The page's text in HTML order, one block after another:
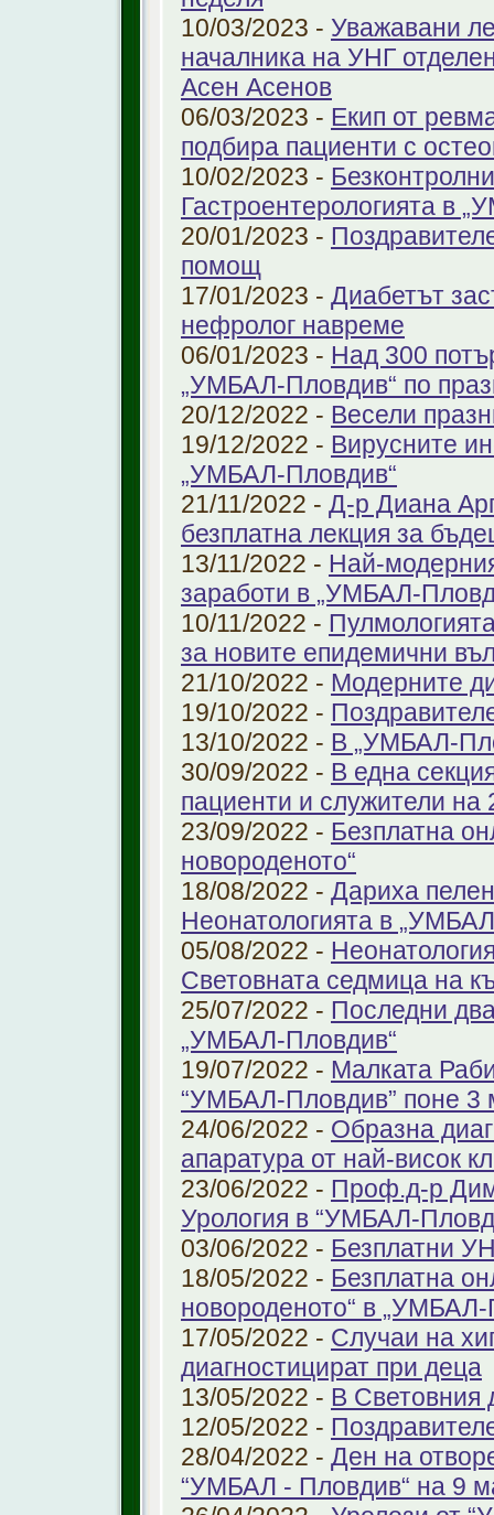
10/03/2023 - Уважавани
началника на УНГ
Асен Асенов
06/03/2023 - Екип от
подбира пациенти с
10/02/2023 -
Гастроентерологията в
20/01/2023 -
помощ
17/01/2023 - Диабетът
нефролог навреме
06/01/2023 - Над 300
„УМБАЛ-Пловдив“ по
20/12/2022 - Весели
19/12/2022 - Вирусните
„УМБАЛ-Пловдив“
21/11/2022 - Д-р Диана
безплатна лекция за
13/11/2022 - Най-
заработи в „УМБАЛ-
10/11/2022 -
за новите епидемични
21/10/2022 - Модерните
19/10/2022 -
13/10/2022 - В „УМБАЛ-
30/09/2022 - В една
пациенти и служители на
23/09/2022 - Безплатна
новороденото“
18/08/2022 - Дариха
Неонатологията в
05/08/2022 -
Световната седмица на
25/07/2022 - Последни
„УМБАЛ-Пловдив“
19/07/2022 - Малката
“УМБАЛ-Пловдив” поне 3
24/06/2022 - Образна
апаратура от най-висок
23/06/2022 - Проф.д-р
Урология в “УМБАЛ-
03/06/2022 - Безплатни
18/05/2022 - Безплатна
новороденото“ в „УМБАЛ-
17/05/2022 - Случаи на
диагностицират при деца
13/05/2022 - В Световния
12/05/2022 -
28/04/2022 - Ден на
“УМБАЛ - Пловдив“ на 9